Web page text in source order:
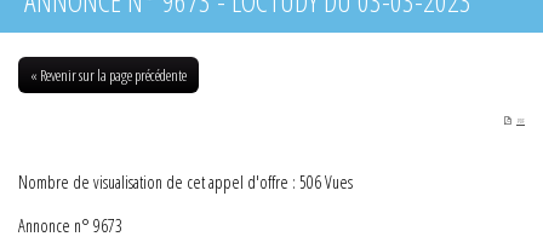
« Revenir sur la page précédente
PDF
Nombre de visualisation de cet appel d'offre : 506 Vues
Annonce n° 9673